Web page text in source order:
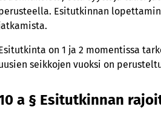
Esitutkinnan
on 1 ja 2 momentissa
seikkojen vuoksi on
a § Esitutkinnan